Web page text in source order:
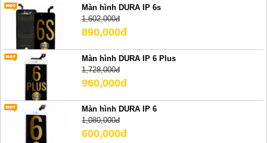
Màn hình DURA IP 6s
1,602,000đ
890,000đ
Màn hình DURA IP 6 Plus
1,728,000đ
960,000đ
Màn hình DURA IP 6
1,080,000đ
600,000đ